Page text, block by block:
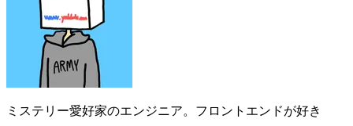
ミステリー愛好家のエンジニア。フロントエンドが好き